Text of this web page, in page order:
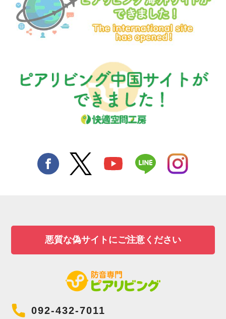
悪質な偽サイトにご注意ください
092-432-7011